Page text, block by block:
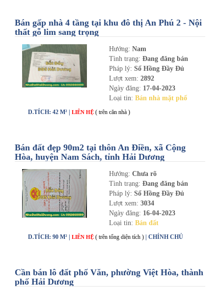
Bán gấp nhà 4 tầng tại khu đô thị An Phú 2 - Nội
thất gỗ lim sang trọng
Hướng: Nam
Tình trạng: Đang đăng bán
Pháp lý: Sổ Hồng Đầy Đủ
Lượt xem: 2892
Ngày đăng: 17-04-2023
Loại tin: Bán nhà mặt phố
D.TÍCH: 42 M² | LIÊN HỆ ( trên căn nhà )
Bán đất đẹp 90m2 tại thôn An Điền, xã Cộng
Hòa, huyện Nam Sách, tỉnh Hải Dương
Hướng: Chưa rõ
Tình trạng: Đang đăng bán
Pháp lý: Sổ Hồng Đầy Đủ
Lượt xem: 3034
Ngày đăng: 16-04-2023
Loại tin: Bán đất
D.TÍCH: 90 M² | LIÊN HỆ ( trên tổng diện tích ) | CHÍNH CHỦ
Cần bán lô đất phố Văn, phường Việt Hòa, thành
phố Hải Dương